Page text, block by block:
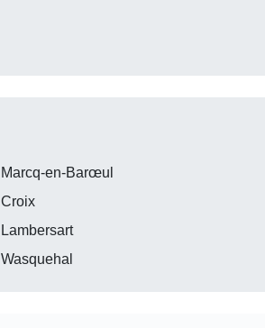
Marcq-en-Barœul
Croix
Lambersart
Wasquehal